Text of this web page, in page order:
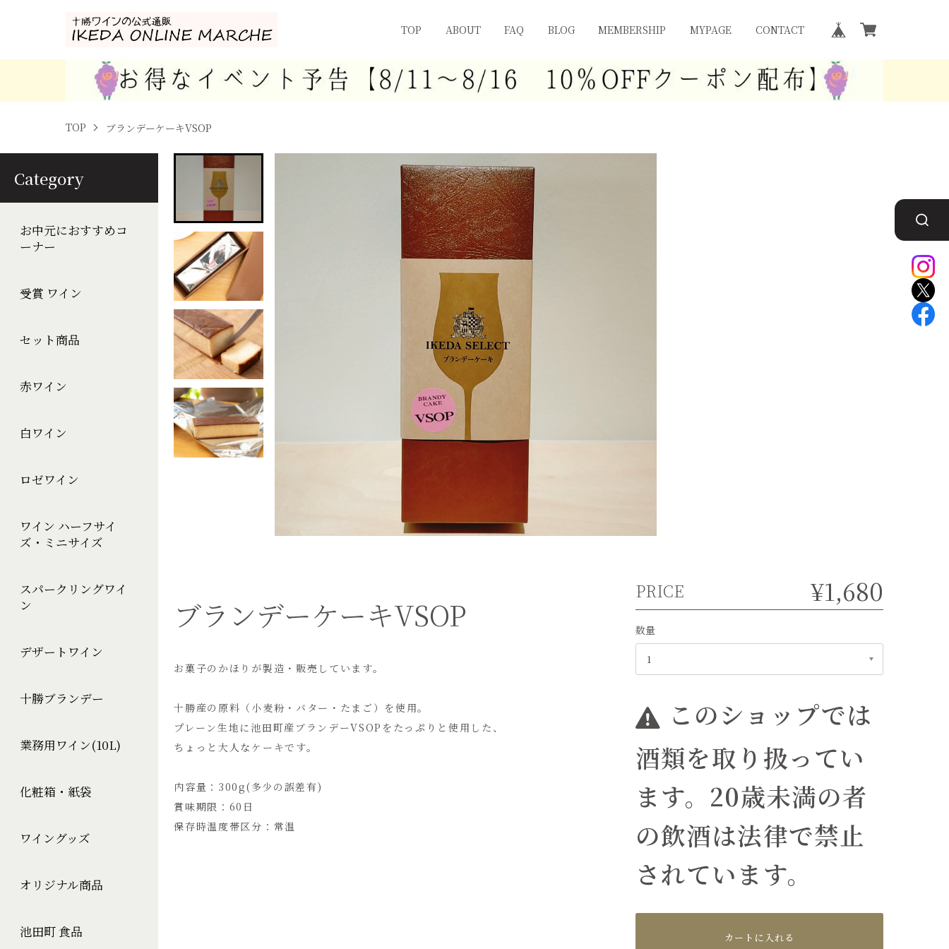
TOP ABOUT FAQ BLOG MEMBERSHIP MYPAGE CONTACT
Category
お中元におすすめコ
ーナー
受賞 ワイン
セット商品
赤ワイン
白ワイン
ロゼワイン
ワイン ハーフサイ
ズ・ミニサイズ
スパークリングワイ
ン
デザートワイン
十勝ブランデー
業務用ワイン(10L)
化粧箱・紙袋
ワイングッズ
オリジナル商品
池田町 食品
TOP ブランデーケーキVSOP
ブランデーケーキVSOP
お菓子のかほりが製造・販売しています。
十勝産の原料（小麦粉・バター・たまご）を使用。
プレーン生地に池田町産ブランデーVSOPをたっぷりと使用した、
ちょっと大人なケーキです。
内容量：300g(多少の誤差有)
賞味期限：60日
保存時温度帯区分：常温
PRICE ¥1,680
数量
このショップでは
酒類を取り扱ってい
ます。20歳未満の者
の飲酒は法律で禁止
されています。
カートに入れる